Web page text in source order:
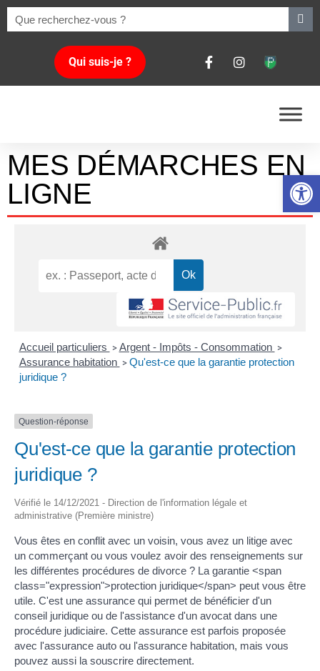
Ouvrir
Qui suis-je ?
MES DÉMARCHES EN
LIGNE
Accueil particuliers > Argent - Impôts - Consommation >
Assurance habitation > Qu'est-ce que la garantie protection
juridique ?
Question-réponse
Qu'est-ce que la garantie protection
juridique ?
Vérifié le 14/12/2021 - Direction de l'information légale et
administrative (Première ministre)
Vous êtes en conflit avec un voisin, vous avez un litige avec
un commerçant ou vous voulez avoir des renseignements sur
les différentes procédures de divorce ? La garantie <span
class="expression">protection juridique</span> peut vous être
utile. C'est une assurance qui permet de bénéficier d'un
conseil juridique ou de l'assistance d'un avocat dans une
procédure judiciaire. Cette assurance est parfois proposée
avec l'assurance auto ou l'assurance habitation, mais vous
pouvez aussi la souscrire directement.